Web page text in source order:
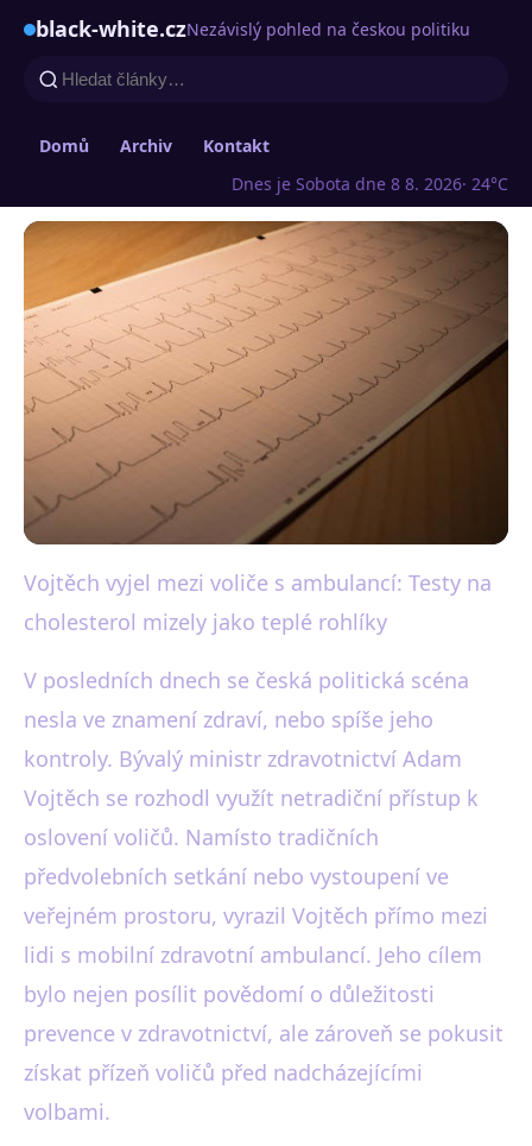
black-white.czNezávislý pohled na českou politiku
Domů Archiv
Kontakt
Dnes je Sobota dne 8 8. 2026· 24°C
black-white.cz
Adam Vojtěch láká voliče:
Zdarma testy cholesterolu v
ambulanci!
22. 8. 2025 · 3 min čtení · Autor: Karel Černý
Vojtěch vyjel mezi voliče s ambulancí: Testy na
cholesterol mizely jako teplé rohlíky
V posledních dnech se česká politická scéna
nesla ve znamení zdraví, nebo spíše jeho
kontroly. Bývalý ministr zdravotnictví Adam
Vojtěch se rozhodl využít netradiční přístup k
oslovení voličů. Namísto tradičních
předvolebních setkání nebo vystoupení ve
veřejném prostoru, vyrazil Vojtěch přímo mezi
lidi s mobilní zdravotní ambulancí. Jeho cílem
bylo nejen posílit povědomí o důležitosti
prevence v zdravotnictví, ale zároveň se pokusit
získat přízeň voličů před nadcházejícími
volbami.